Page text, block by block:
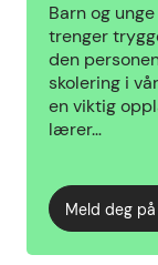
Barn og
trenger
den
skolering i
en viktig
lærer…
Meld deg på